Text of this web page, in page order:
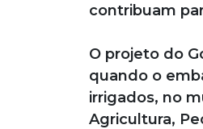
contribuam
O projeto do
quando o
irrigados, no
Agricultura,